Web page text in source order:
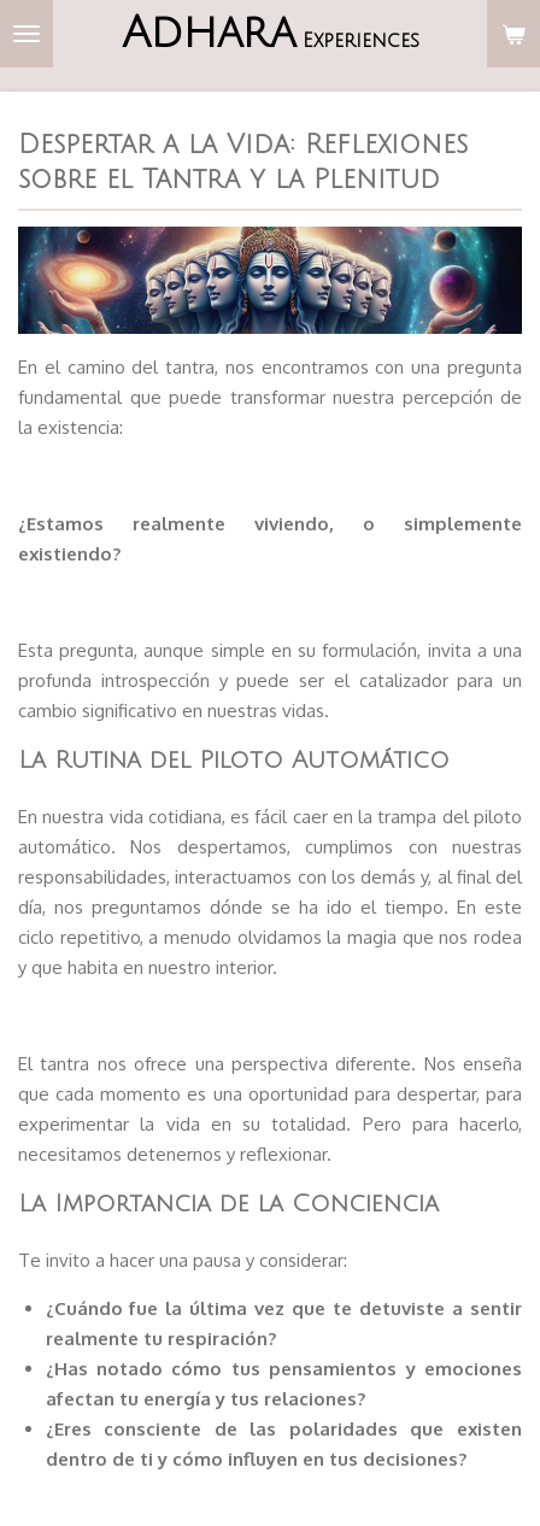
Ir
AdharaExperiences
Despertar a la Vida: Reflexiones
sobre el Tantra y la Plenitud
En el camino del tantra, nos encontramos con una pregunta
fundamental que puede transformar nuestra percepción de
la existencia:
¿Estamos realmente viviendo, o simplemente
existiendo?
Esta pregunta, aunque simple en su formulación, invita a una
profunda introspección y puede ser el catalizador para un
cambio significativo en nuestras vidas.
La Rutina del Piloto Automático
En nuestra vida cotidiana, es fácil caer en la trampa del piloto
automático. Nos despertamos, cumplimos con nuestras
responsabilidades, interactuamos con los demás y, al final del
día, nos preguntamos dónde se ha ido el tiempo. En este
ciclo repetitivo, a menudo olvidamos la magia que nos rodea
y que habita en nuestro interior.
El tantra nos ofrece una perspectiva diferente. Nos enseña
que cada momento es una oportunidad para despertar, para
experimentar la vida en su totalidad. Pero para hacerlo,
necesitamos detenernos y reflexionar.
La Importancia de la Conciencia
Te invito a hacer una pausa y considerar:
¿Cuándo fue la última vez que te detuviste a sentir
realmente tu respiración?
¿Has notado cómo tus pensamientos y emociones
afectan tu energía y tus relaciones?
¿Eres consciente de las polaridades que existen
dentro de ti y cómo influyen en tus decisiones?